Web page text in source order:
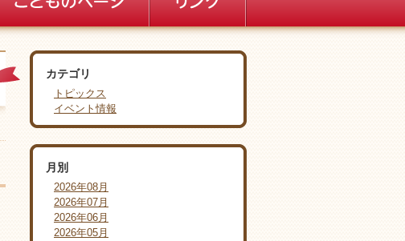
カテゴリ
トピックス
イベント情報
月別
2026年08月
2026年07月
2026年06月
2026年05月